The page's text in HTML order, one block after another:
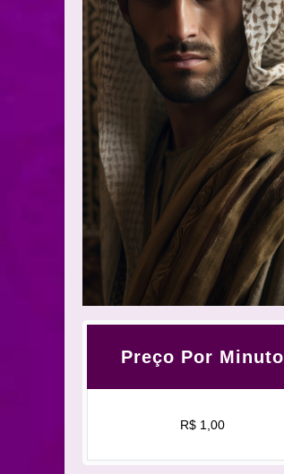
Preço Por Minuto
R$ 1,00